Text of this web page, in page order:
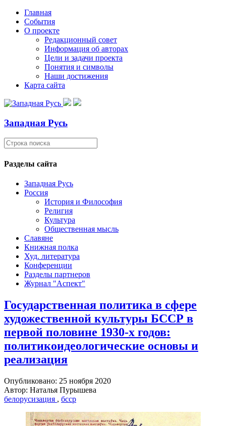
Главная
События
О проекте
Редакционный совет
Информация об авторах
Цели и задачи проекта
Понятия и символы
Наши достижения
Карта сайта
Западная Русь
Разделы сайта
Западная Русь
Россия
История и Философия
Религия
Культура
Общественная мысль
Славяне
Книжная полка
Худ. литература
Конференции
Разделы партнеров
Журнал "Аспект"
Государственная политика в сфере
художественной культуры БССР в
первой половине 1930-х годов:
политикоидеологические основы и
реализация
Опубликовано: 25 ноября 2020
Автор: Наталья Пурышева
белорусизация , бсср